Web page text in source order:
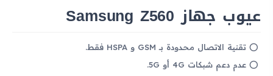
عيوب جهاز Samsung Z560
تقنية الاتصال محدودة بـ GSM و HSPA فقط.
عدم دعم شبكات 4G أو 5G.